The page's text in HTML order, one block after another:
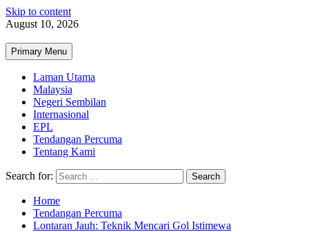
Skip to content
August 10, 2026
Primary Menu
Laman Utama
Malaysia
Negeri Sembilan
Internasional
EPL
Tendangan Percuma
Tentang Kami
Search for:
Home
Tendangan Percuma
Lontaran Jauh: Teknik Mencari Gol Istimewa